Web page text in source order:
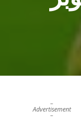
–
Advertisement
–